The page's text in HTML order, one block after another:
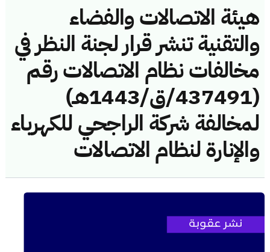
هيئة الاتصالات والفضاء
والتقنية تنشر قرار لجنة النظر في
مخالفات نظام الاتصالات رقم
(437491/ق/1443هـ)
لمخالفة شركة الراجحي للكهرباء
والإنارة لنظام الاتصالات